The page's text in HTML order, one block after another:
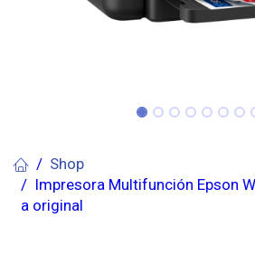
Shop
Impresora Multifunción Epson
a original